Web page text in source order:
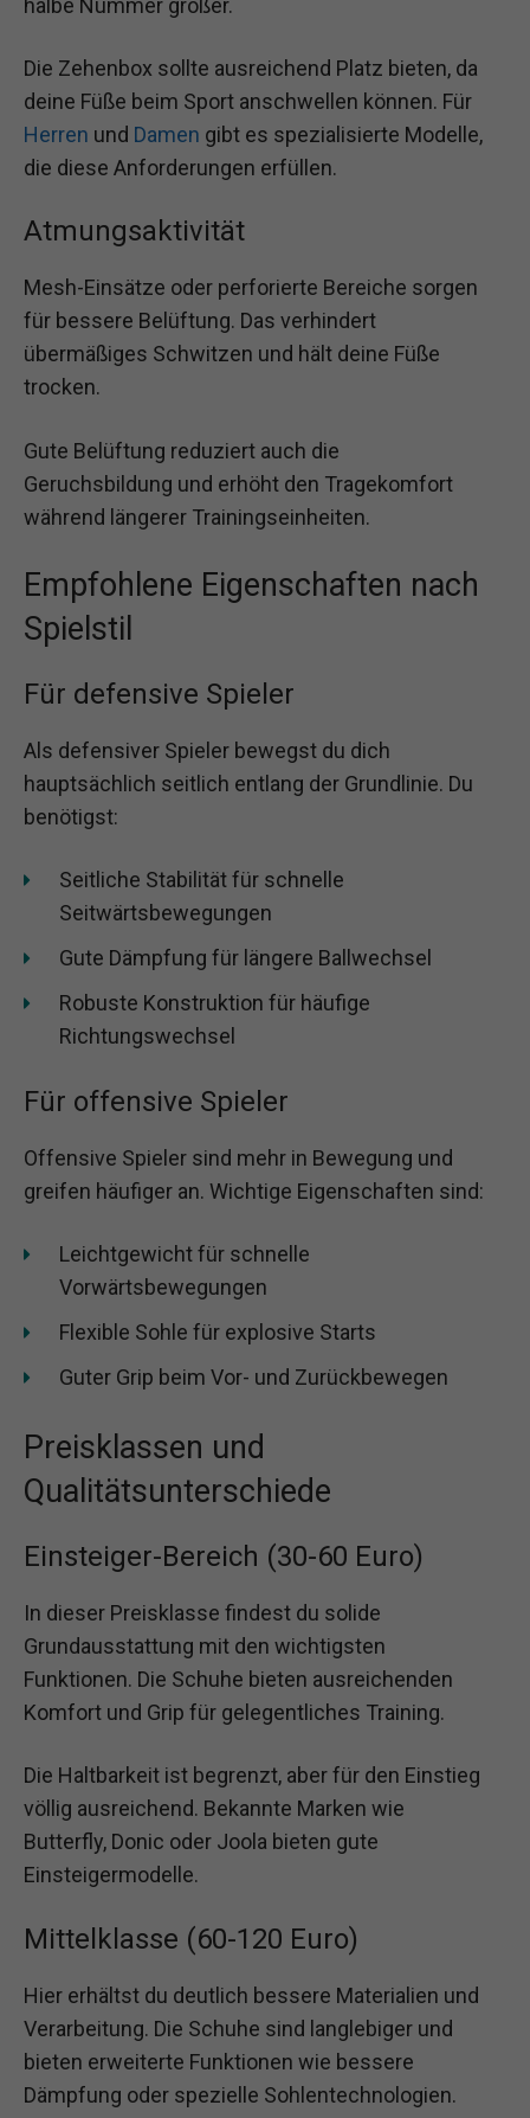
halbe Nummer größer.
Die Zehenbox sollte ausreichend Platz bieten, da
deine Füße beim Sport anschwellen können. Für
Herren und Damen gibt es spezialisierte Modelle,
die diese Anforderungen erfüllen.
Atmungsaktivität
Mesh-Einsätze oder perforierte Bereiche sorgen
für bessere Belüftung. Das verhindert
übermäßiges Schwitzen und hält deine Füße
trocken.
Gute Belüftung reduziert auch die
Geruchsbildung und erhöht den Tragekomfort
während längerer Trainingseinheiten.
Empfohlene Eigenschaften nach
Spielstil
Für defensive Spieler
Als defensiver Spieler bewegst du dich
hauptsächlich seitlich entlang der Grundlinie. Du
benötigst:
Seitliche Stabilität für schnelle
Seitwärtsbewegungen
Gute Dämpfung für längere Ballwechsel
Robuste Konstruktion für häufige
Richtungswechsel
Für offensive Spieler
Offensive Spieler sind mehr in Bewegung und
greifen häufiger an. Wichtige Eigenschaften sind:
Leichtgewicht für schnelle
Vorwärtsbewegungen
Flexible Sohle für explosive Starts
Guter Grip beim Vor- und Zurückbewegen
Preisklassen und
Qualitätsunterschiede
Einsteiger-Bereich (30-60 Euro)
In dieser Preisklasse findest du solide
Grundausstattung mit den wichtigsten
Funktionen. Die Schuhe bieten ausreichenden
Komfort und Grip für gelegentliches Training.
Die Haltbarkeit ist begrenzt, aber für den Einstieg
völlig ausreichend. Bekannte Marken wie
Butterfly, Donic oder Joola bieten gute
Einsteigermodelle.
Mittelklasse (60-120 Euro)
Hier erhältst du deutlich bessere Materialien und
Verarbeitung. Die Schuhe sind langlebiger und
bieten erweiterte Funktionen wie bessere
Dämpfung oder spezielle Sohlentechnologien.